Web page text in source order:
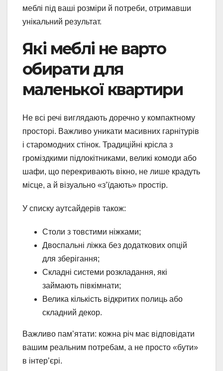
меблі під ваші розміри й потреби, отримавши
унікальний результат.
Які меблі не варто
обирати для
маленької квартири
Не всі речі виглядають доречно у компактному
просторі. Важливо уникати масивних гарнітурів
і старомодних стінок. Традиційні крісла з
громіздкими підлокітниками, великі комоди або
шафи, що перекривають вікно, не лише крадуть
місце, а й візуально «з’їдають» простір.
У списку аутсайдерів також:
Столи з товстими ніжками;
Двоспальні ліжка без додаткових опцій
для зберігання;
Складні системи розкладання, які
займають півкімнати;
Велика кількість відкритих полиць або
складний декор.
Важливо пам’ятати: кожна річ має відповідати
вашим реальним потребам, а не просто «бути»
в інтер’єрі.